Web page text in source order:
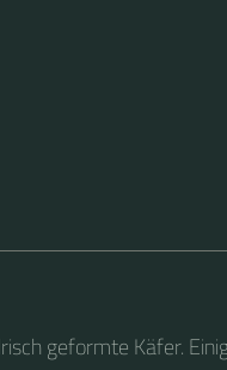
geformte Käfer.